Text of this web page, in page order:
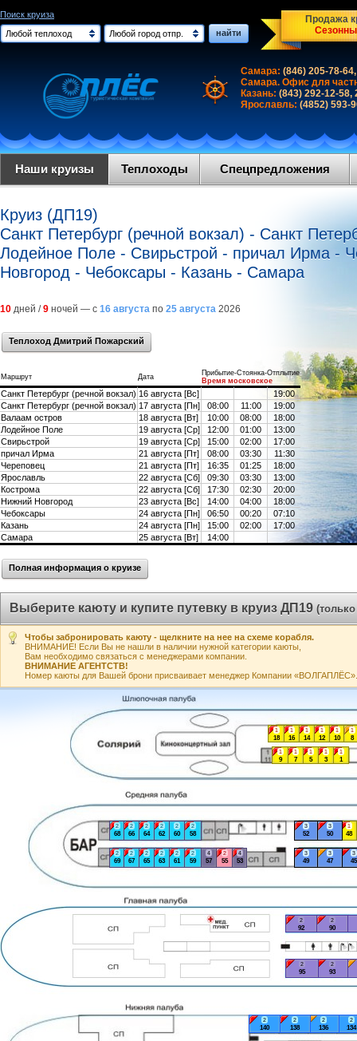
Поиск круиза
Любой теплоход
Любой город отпр. найти
Продажа
Самара: (846) 205-78-
Самара. Офис для
Казань: (843) 292-12-58,
Ярославль: (4852) 593-
Наши круизы Теплоходы Спецпредложения
Круиз (ДП19)
Санкт Петербург (речной вокзал) - Санкт
Лодейное Поле - Свирьстрой - причал Ирма -
Новгород - Чебоксары - Казань - Самара
10 дней /9 ночей — с 16 августа по 25 августа 2026
Теплоход Дмитрий Пожарский
Маршрут Дата
Прибытие-Стоянка-Отплытие
Время московское
Санкт Петербург (речной вокзал) 16 августа [Вс]
19:00
Санкт Петербург (речной вокзал) 17 августа [Пн] 08:00 11:00
19:00
Валаам остров
18 августа [Вт] 10:00 08:00
18:00
Лодейное Поле
19 августа [Ср] 12:00 01:00
13:00
Свирьстрой
19 августа [Ср] 15:00 02:00
17:00
причал Ирма
21 августа [Пт] 08:00 03:30
11:30
Череповец
21 августа [Пт] 16:35 01:25
18:00
Ярославль
22 августа [Сб] 09:30 03:30
13:00
Кострома
22 августа [Сб] 17:30 02:30
20:00
Нижний Новгород
23 августа [Вс] 14:00 04:00
18:00
Чебоксары
24 августа [Пн] 06:50 00:20
07:10
Казань
24 августа [Пн] 15:00 02:00
17:00
Самара
25 августа [Вт] 14:00
Полная информация о круизе
Выберите каюту и купите путевку в круиз ДП19
Чтобы забронировать каюту - щелкните на нее на схеме корабля.
ВНИМАНИЕ! Если Вы не нашли в наличии нужной категории каюты,
Вам необходимо связаться с менеджерами компании.
ВНИМАНИЕ АГЕНТСТВ!
Номер каюты для Вашей брони присваивает менеджер Компании «ВОЛГАПЛЁС».
1
1
1
10
1
12
2
134
2
136
2
138
1
14
2
140
1
16
1
18
1
3
3
45
3
47
1
48
3
49
1
5
3
50
3
52
4
53
2
55
4
57
2
58
2
59
2
60
2
61
2
62
2
63
2
64
2
65
2
66
2
67
2
68
2
69
1
7
1
8
1
9
2
90
2
92
2
93
2
95